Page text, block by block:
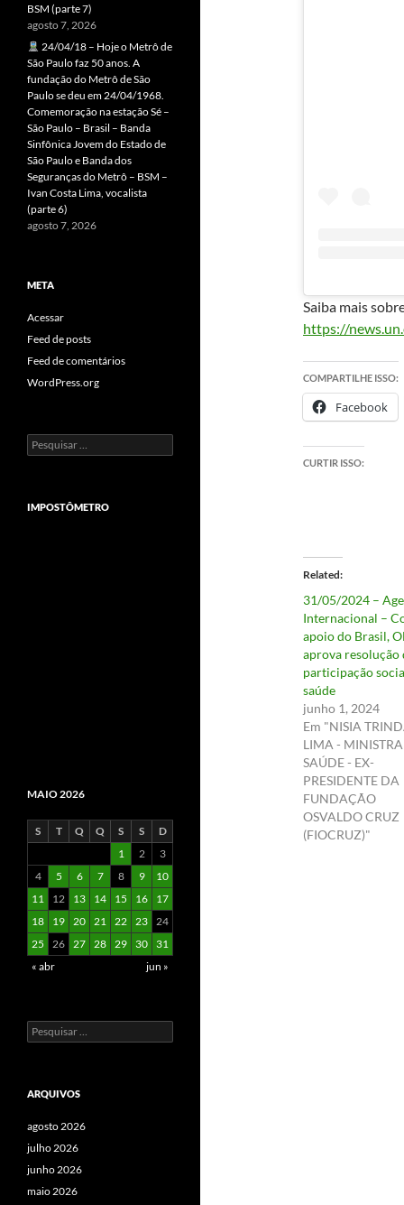
Saiba mais
https://
COMPARTILHE ISSO:
Facebook
CURTIR ISSO:
Related
31/05/2024 –
Internacional –
apoio do Brasil,
aprova resolução
participação
saúde
junho 1, 2024
Em "NISIA
LIMA -
SAÚDE - EX-
PRESIDENTE DA
FUNDAÇÃO
OSVALDO CRUZ
(FIOCRUZ)"
BSM (parte 7)
agosto 7, 2026
24/04/18 – Hoje o Metrô de
São Paulo faz 50 anos. A
fundação do Metrô de São
Paulo se deu em 24/04/1968.
Comemoração na estação Sé –
São Paulo – Brasil – Banda
Sinfônica Jovem do Estado de
São Paulo e Banda dos
Seguranças do Metrô – BSM –
Ivan Costa Lima, vocalista
(parte 6)
agosto 7, 2026
META
Acessar
Feed de posts
Feed de comentários
WordPress.org
Pesquisar
por:
IMPOSTÔMETRO
MAIO 2026
S T Q Q S S
D
1
2
3
4
5 6 7 8 9
10
11
12 13 14 15 16
17
18
19 20 21 22 23 24
25
26 27 28 29 30
31
« abr
jun »
Pesquisar
por:
ARQUIVOS
agosto 2026
julho 2026
junho 2026
maio 2026